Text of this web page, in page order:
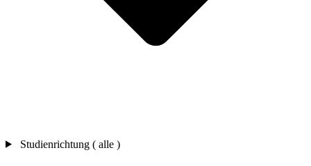
Studienrichtung ( alle )